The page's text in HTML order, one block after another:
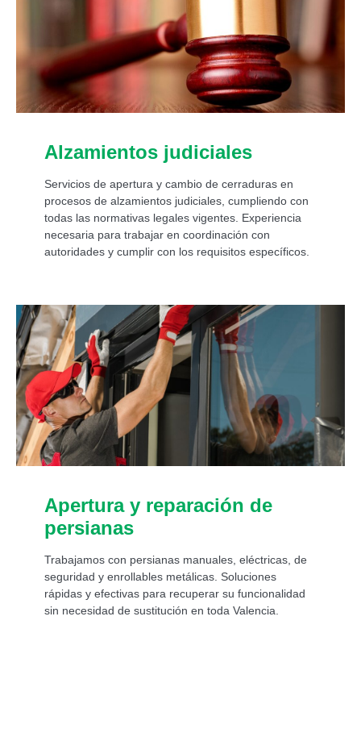
Alzamientos judiciales
Servicios de apertura y cambio de cerraduras en
procesos de alzamientos judiciales, cumpliendo con
todas las normativas legales vigentes. Experiencia
necesaria para trabajar en coordinación con
autoridades y cumplir con los requisitos específicos.
Apertura y reparación de
persianas
Trabajamos con persianas manuales, eléctricas, de
seguridad y enrollables metálicas. Soluciones
rápidas y efectivas para recuperar su funcionalidad
sin necesidad de sustitución en toda Valencia.